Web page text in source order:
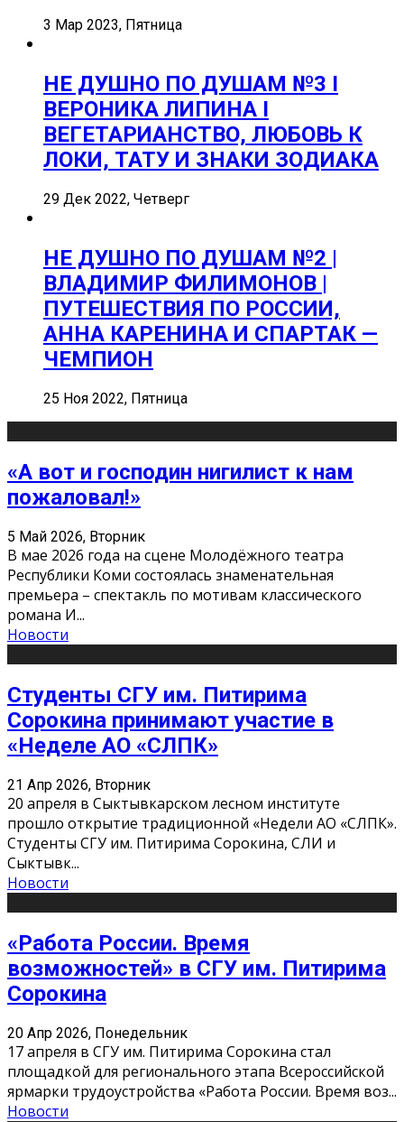
3 Мар 2023, Пятница
НЕ ДУШНО ПО ДУШАМ №3 I
ВЕРОНИКА ЛИПИНА I
ВЕГЕТАРИАНСТВО, ЛЮБОВЬ К
ЛОКИ, ТАТУ И ЗНАКИ ЗОДИАКА
29 Дек 2022, Четверг
НЕ ДУШНО ПО ДУШАМ №2 |
ВЛАДИМИР ФИЛИМОНОВ |
ПУТЕШЕСТВИЯ ПО РОССИИ,
АННА КАРЕНИНА И СПАРТАК —
ЧЕМПИОН
25 Ноя 2022, Пятница
«А вот и господин нигилист к нам
пожаловал!»
5 Май 2026, Вторник
В мае 2026 года на сцене Молодёжного театра
Республики Коми состоялась знаменательная
премьера – спектакль по мотивам классического
романа И...
Новости
Студенты СГУ им. Питирима
Сорокина принимают участие в
«Неделе АО «СЛПК»
21 Апр 2026, Вторник
20 апреля в Сыктывкарском лесном институте
прошло открытие традиционной «Недели АО «СЛПК».
Студенты СГУ им. Питирима Сорокина, СЛИ и
Сыктывк...
Новости
«Работа России. Время
возможностей» в СГУ им. Питирима
Сорокина
20 Апр 2026, Понедельник
17 апреля в СГУ им. Питирима Сорокина стал
площадкой для регионального этапа Всероссийской
ярмарки трудоустройства «Работа России. Время воз...
Новости